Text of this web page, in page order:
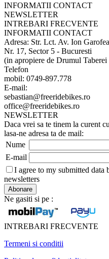
INFORMATII CONTACT
NEWSLETTER
INTREBARI FRECVENTE
INFORMATII CONTACT
Adresa: Str. Lct. Av. Ion
Nr. 17, Sector 5 - Bucuresti
(in apropiere de Drumul
Telefon
mobil: 0749-897.778
E-mail:
sebastian@freeridebikes.ro
office@freeridebikes.ro
NEWSLETTER
Daca vrei sa te tinem la curent
lasa-ne adresa ta de mail:
Nume
E-mail
I agree to my submitted data
newsletters
Ne gasiti si pe :
INTREBARI FRECVENTE
Termeni si conditii